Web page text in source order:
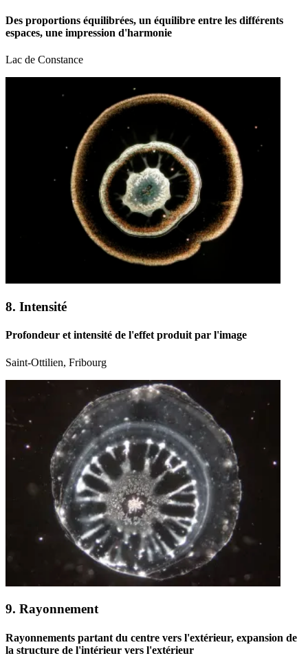
Des proportions équilibrées, un équilibre entre les différents
espaces, une impression d'harmonie
Lac de Constance
8. Intensité
Profondeur et intensité de l'effet produit par l'image
Saint-Ottilien, Fribourg
9. Rayonnement
Rayonnements partant du centre vers l'extérieur, expansion de
la structure de l'intérieur vers l'extérieur